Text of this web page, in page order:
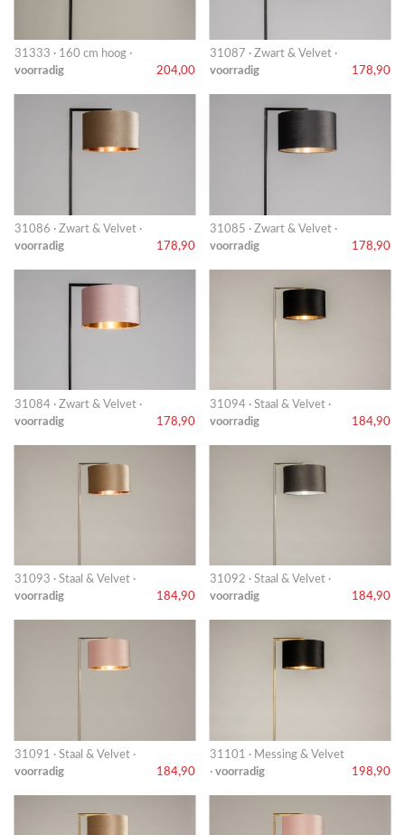
31333 · 160 cm hoog ·
voorradig
204,00
31087 · Zwart & Velvet ·
voorradig
178,90
31086 · Zwart & Velvet ·
voorradig
178,90
31085 · Zwart & Velvet ·
voorradig
178,90
31084 · Zwart & Velvet ·
voorradig
178,90
31094 · Staal & Velvet ·
voorradig
184,90
31093 · Staal & Velvet ·
voorradig
184,90
31092 · Staal & Velvet ·
voorradig
184,90
31091 · Staal & Velvet ·
voorradig
184,90
31101 · Messing & Velvet
· voorradig 198,90